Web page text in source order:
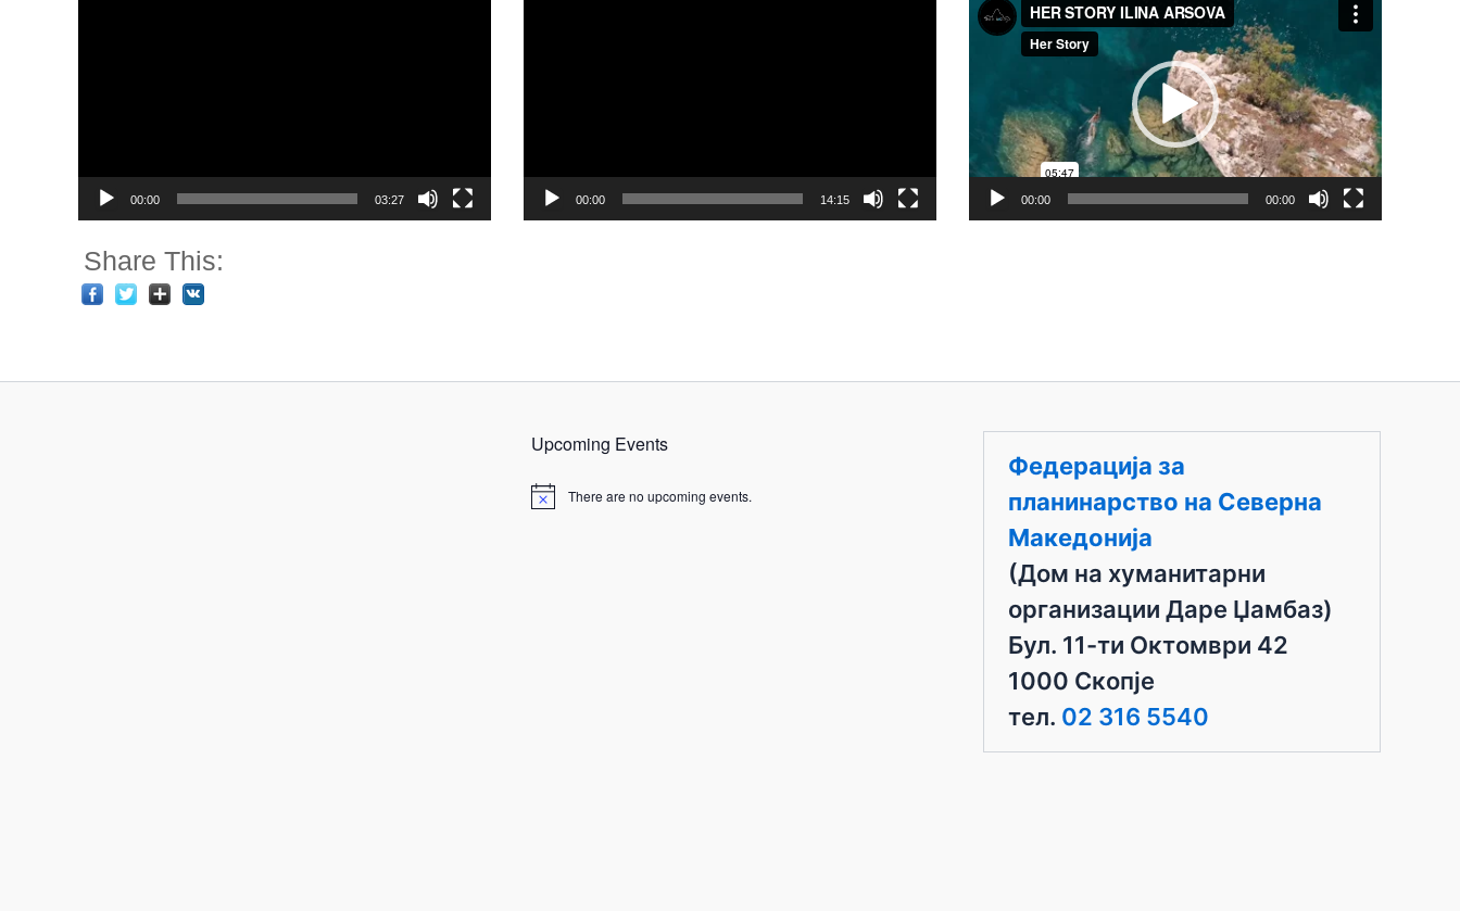
00:00 03:27 00:00 14:15
Player
00:00 00:00
Share This:
Upcoming Events
N
There are no upcoming events.
Федерација за
планинарство на Северна
Македонија
(Дом на хуманитарни
организации Даре Џамбаз)
Бул. 11-ти Октомври 42
1000 Скопје
тел. 02 316 5540